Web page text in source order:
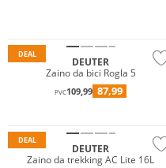
DEAL
DEUTER
Zaino da bici Rogla 5
PVC109,99 87,99
DEAL
DEUTER
Zaino da trekking AC Lite 16L